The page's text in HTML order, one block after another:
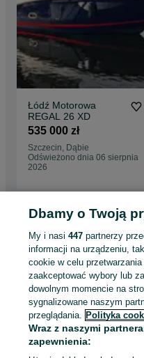
Łódź Motorowa
REGAL 26 XD
535 000 zł
Szczecin, Dąbie
Odświeżono dnia 06 sierpnia
2026
Strona główna Motoryzacja
Wielkopolskie
Osobowe -
KATEGORIA
ID:624037892
Dbamy o Twoją
My i nasi447 partnerzy
informacji na urządzeniu,
cookie w celu
zaakceptować wybory lub
dowolnym momencie na
sygnalizowane naszym
przeglądania. Polityka
Wraz z naszymi
zapewnienia: